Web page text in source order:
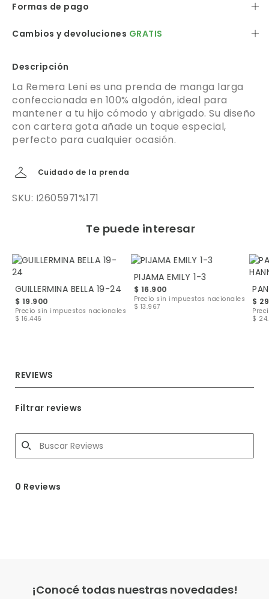
Formas de pago
Cambios y devoluciones GRATIS
Descripción
La Remera Leni es una prenda de manga larga
confeccionada en 100% algodón, ideal para
mantener a tu hijo cómodo y abrigado. Su diseño
con cartera gota añade un toque especial,
perfecto para cualquier ocasión.
Cuidado de la prenda
SKU: I2605971%171
Te puede interesar
GUILLERMINA BELLA 19-24
$ 19.900
Precio sin impuestos nacionales
$ 16.446
PIJAMA EMILY 1-3
$ 16.900
Precio sin impuestos nacionales
$ 13.967
$
$
REVIEWS
Filtrar reviews
0 Reviews
¡Conocé todas nuestras novedades!